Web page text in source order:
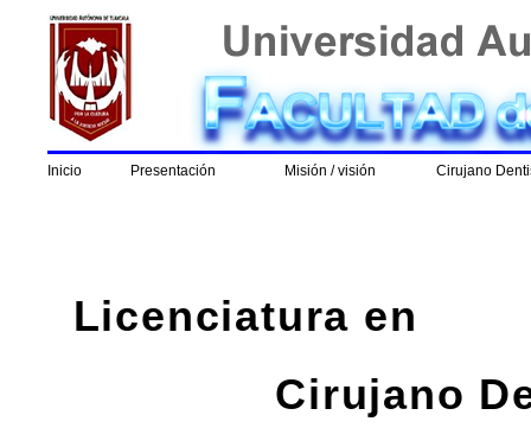
Inicio Presentación Misión / visión Cirujano
Licenciatura en
Cirujano